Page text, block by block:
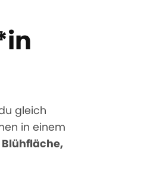
gleich
in einem
Blühfläche,